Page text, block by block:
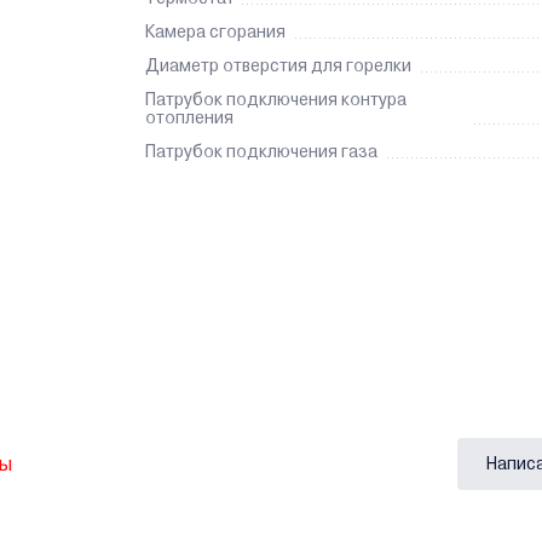
Камера сгорания
Диаметр отверстия для горелки
Патрубок подключения контура
отопления
Патрубок подключения газа